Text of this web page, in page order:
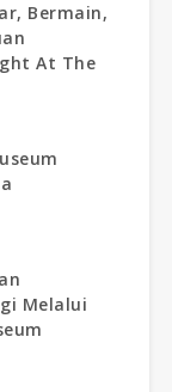
Bermain,
At The
Melalui